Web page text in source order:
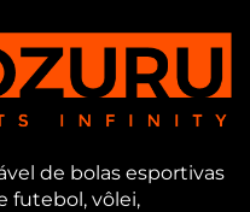
de bolas esportivas
futebol, vôlei,